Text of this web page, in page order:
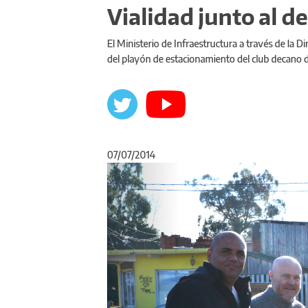
Vialidad junto al
El Ministerio de Infraestructura a través de la
del playón de estacionamiento del club decano
07/07/2014
Anterior